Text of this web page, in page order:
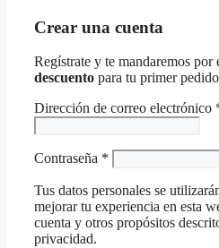
Crear una cuenta
Regístrate y te mandaremos por
descuento para tu primer
Dirección de correo electrónico
Contraseña * Obligatorio
Tus datos personales se
mejorar tu experiencia en esta
cuenta y otros propósitos
privacidad.